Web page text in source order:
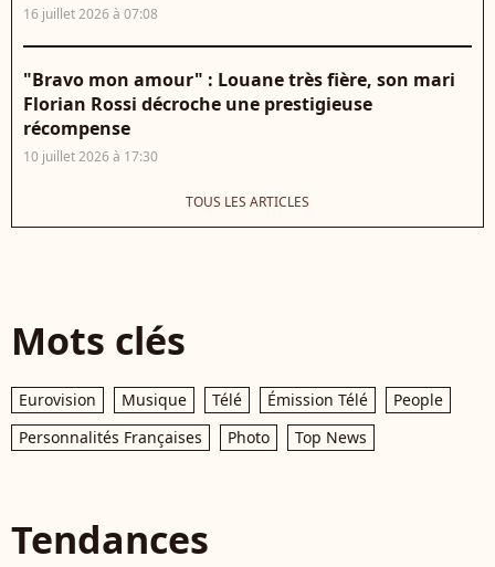
16 juillet 2026 à 07:08
"Bravo mon amour" : Louane très fière, son mari
Florian Rossi décroche une prestigieuse
récompense
10 juillet 2026 à 17:30
TOUS LES ARTICLES
Mots clés
Eurovision Musique Télé Émission Télé
People
Personnalités Françaises
Photo Top News
Tendances